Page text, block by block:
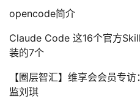
opencode简介
Claude Code 这16个官方
装的7个
【圈层智汇】维享会会员专
监刘琪